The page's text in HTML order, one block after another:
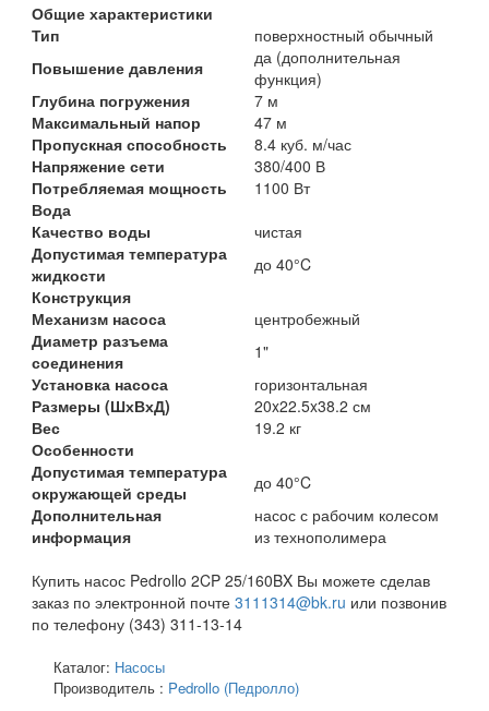
Общие характеристики
Тип
поверхностный обычный
Повышение давления
да (дополнительная
функция)
Глубина погружения
7 м
Максимальный напор
47 м
Пропускная способность
8.4 куб. м/час
Напряжение сети
380/400 В
Потребляемая мощность
1100 Вт
Вода
Качество воды
чистая
Допустимая температура
жидкости
до 40°C
Конструкция
Механизм насоса
центробежный
Диаметр разъема
соединения
1"
Установка насоса
горизонтальная
Размеры (ШхВхД)
20x22.5x38.2 см
Вес
19.2 кг
Особенности
Допустимая температура
окружающей среды
до 40°C
Дополнительная
информация
насос с рабочим колесом
из технополимера
Купить насос Pedrollo 2CP 25/160BX Вы можете сделав
заказ по электронной почте 3111314@bk.ru или позвонив
по телефону (343) 311-13-14
Каталог: Насосы
Производитель : Pedrollo (Педролло)